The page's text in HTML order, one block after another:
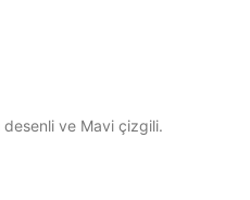
desenli ve Mavi çizgili.